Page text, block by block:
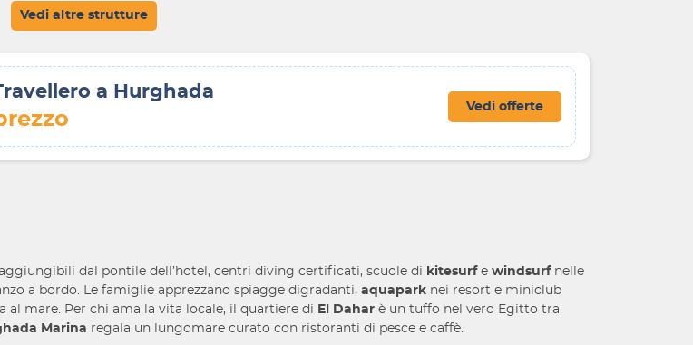
Vedi altre strutture
a Hurghada
Vedi offerte
dal pontile dell’hotel, centri diving certificati, scuole di kitesurfe windsurfnelle
a bordo. Le famiglie apprezzano spiagge digradanti, aquapark nei resort e miniclub
mare. Per chi ama la vita locale, il quartiere di El Dahar è un tuffo nel vero Egitto tra
Marina regala un lungomare curato con ristoranti di pesce e caffè.